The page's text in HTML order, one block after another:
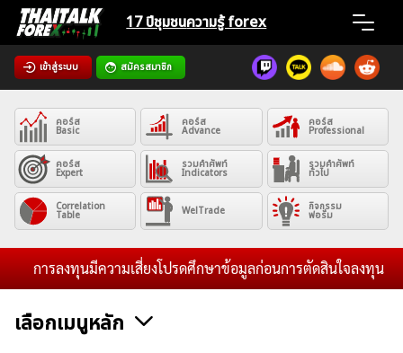
Skip
content
17 ปีชุมชนความรู้ forex
เข้าสู่ระบบ สมัครสมาชิก
Home
News
Articles
VPS Register
คอร์ส
Basic
คอร์ส
Advance
คอร์ส
Professional
คอร์ส
Expert
รวมคำศัพท์
Indicators
รวมคำศัพท์
ทั่วไป
Correlation
Table WelTrade กิจกรรม
ฟอรั่ม
การลงทุนมีความเสี่ยงโปรดศึกษาข้อมูลก่อนการตัดสินใจลงทุน และ
เลือกเมนูหลัก